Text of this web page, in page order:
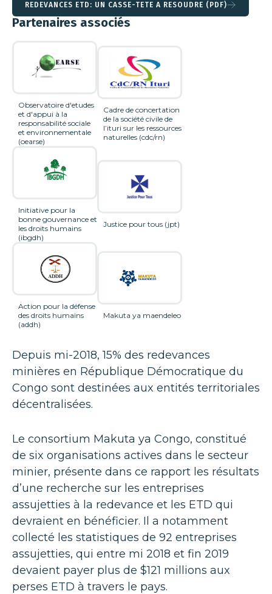
REDEVANCES ETD: UN CASSE-TETE A RESOUDRE (PDF)
Partenaires associés
Observatoire d'etudes
et d'appui à la
responsabilité sociale
et environnementale
(oearse)
Cadre de concertation
de la société civile de
l’ituri sur les ressources
naturelles (cdc/rn)
Initiative pour la
bonne gouvernance et
les droits humains
(ibgdh)
Justice pour tous (jpt)
Action pour la défense
des droits humains
(addh)
Makuta ya maendeleo
Depuis mi-2018, 15% des redevances
minières en République Démocratique du
Congo sont destinées aux entités territoriales
décentralisées.
Le consortium Makuta ya Congo, constitué
de six organisations actives dans le secteur
minier, présente dans ce rapport les résultats
d’une recherche sur les entreprises
assujetties à la redevance et les ETD qui
devraient en bénéficier. Il a notamment
collecté les statistiques de 92 entreprises
assujetties, qui entre mi 2018 et fin 2019
devaient payer plus de $121 millions aux
perses ETD à travers le pays.